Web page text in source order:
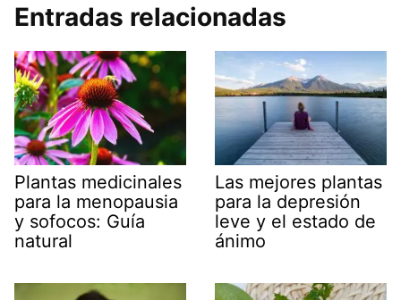
Entradas relacionadas
Plantas medicinales
para la menopausia
y sofocos: Guía
natural
Las mejores plantas
para la depresión
leve y el estado de
ánimo